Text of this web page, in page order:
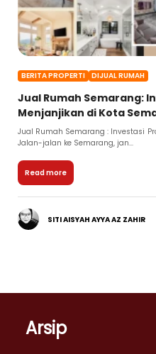
BERITA PROPERTI DIJUAL RUMAH
Jual Rumah Semarang:
Menjanjikan di Kota
Jual Rumah Semarang : Investasi
Jalan-jalan ke Semarang, jan...
Read more
SITI AISYAH AYYA AZ ZAHIR
Arsip